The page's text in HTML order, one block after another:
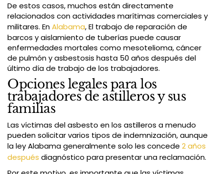
De estos casos, muchos están directamente
relacionados con actividades marítimas comerciales y
militares. EnAlabama, El trabajo de reparación de
barcos y aislamiento de tuberías puede causar
enfermedades mortales como mesotelioma, cáncer
de pulmón y asbestosis hasta 50 años después del
último día de trabajo de los trabajadores.
Opciones legales para los
trabajadores de astilleros y sus
familias
Las víctimas del asbesto en los astilleros a menudo
pueden solicitar varios tipos de indemnización, aunque
la ley Alabama generalmente solo les concede 2 años
después diagnóstico para presentar una reclamación.